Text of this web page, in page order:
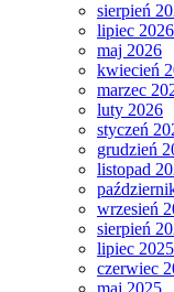
sierpień
lipiec 2026
maj 2026
kwiecień
marzec
luty 2026
styczeń
grudzień
listopad
wrzesień
sierpień
lipiec 2025
czerwiec